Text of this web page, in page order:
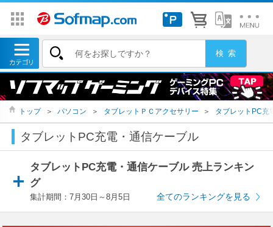
トップ ＞ パソコン ＞ タブレットＰＣアクセサリー ＞ タブレットPC充
タブレットPC充電・通信ケーブル
タブレットPC充電・通信ケーブル 売上ランキン
グ
集計期間：7月30日～8月5日 全てのランキングを見る